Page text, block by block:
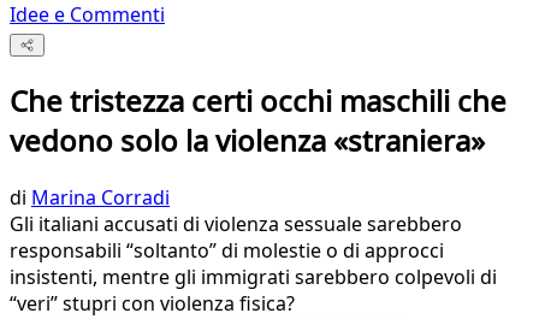
Idee e Commenti
Che tristezza certi occhi maschili che
vedono solo la violenza «straniera»
di Marina Corradi
Gli italiani accusati di violenza sessuale sarebbero
responsabili “soltanto” di molestie o di approcci
insistenti, mentre gli immigrati sarebbero colpevoli di
“veri” stupri con violenza fisica?